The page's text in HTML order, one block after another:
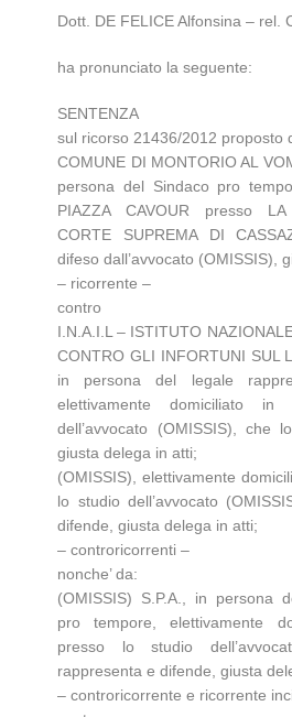
Dott. DE FELICE Alfonsina – rel.
ha pronunciato la seguente:
SENTENZA
sul ricorso 21436/2012 proposto
COMUNE DI MONTORIO AL
persona del Sindaco pro
PIAZZA CAVOUR presso LA
CORTE SUPREMA DI
difeso dall’avvocato (OMISSIS),
– ricorrente –
contro
I.N.A.I.L – ISTITUTO
CONTRO GLI INFORTUNI SUL
in persona del legale
elettivamente domiciliato in
dell’avvocato (OMISSIS), che
giusta delega in atti;
(OMISSIS), elettivamente
lo studio dell’avvocato
difende, giusta delega in atti;
– controricorrenti –
nonche’ da:
(OMISSIS) S.P.A., in persona
pro tempore, elettivamente
presso lo studio
rappresenta e difende, giusta
– controricorrente e ricorrente